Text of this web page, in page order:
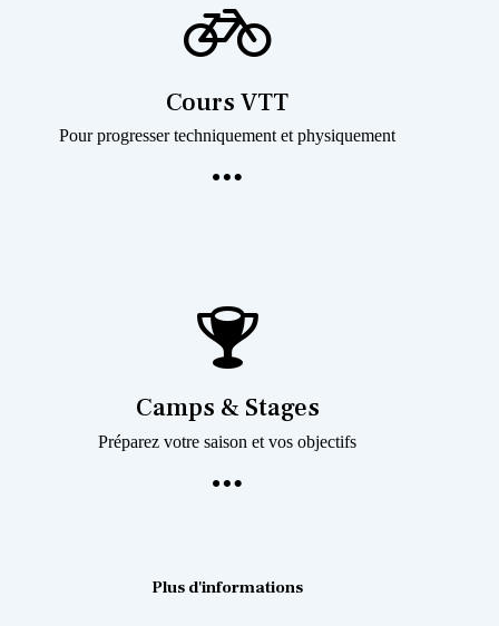
Cours VTT
Pour progresser techniquement et physiquement
Camps & Stages
Préparez votre saison et vos objectifs
Plus d'informations